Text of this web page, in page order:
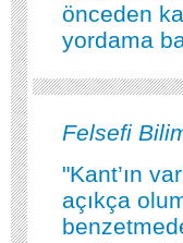
önceden
yordama
Felsefi
"Kant’ın
açıkça